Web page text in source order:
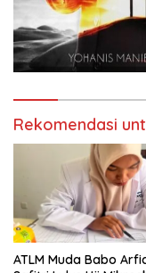
Rekomendasi
ATLM Muda Babo